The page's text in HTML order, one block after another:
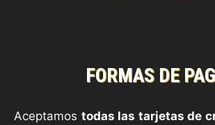
FORMAS DE
Aceptamos todas las tarjetas de